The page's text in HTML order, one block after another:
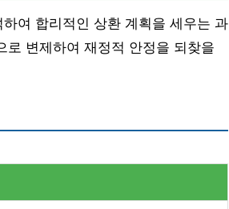
여 합리적인 상환 계획을 세우는 과
로 변제하여 재정적 안정을 되찾을